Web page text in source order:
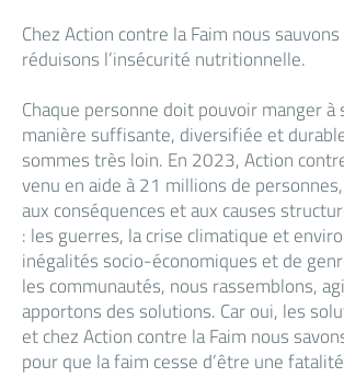
Chez Action contre la Faim nous
réduisons l’insécurité nutritionnelle.
Chaque personne doit pouvoir manger à
manière suffisante, diversifiée et
sommes très loin. En 2023, Action
venu en aide à 21 millions de
aux conséquences et aux causes
: les guerres, la crise climatique et
inégalités socio-économiques et de
les communautés, nous rassemblons,
apportons des solutions. Car oui, les
et chez Action contre la Faim nous
pour que la faim cesse d’être une